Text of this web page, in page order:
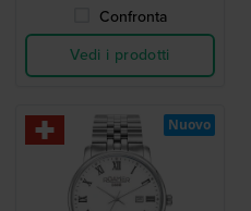
Confronta
Vedi i prodotti
Nuovo